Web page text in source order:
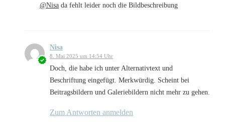
@Nisa da fehlt leider noch die Bildbeschreibung
Nisa
8. Mai 2025 um 14:54 Uhr
Doch, die habe ich unter Alternativtext und
Beschriftung eingefügt. Merkwürdig. Scheint bei
Beitragsbildern und Galeriebildern nicht mehr zu gehen.
Zum Antworten anmelden